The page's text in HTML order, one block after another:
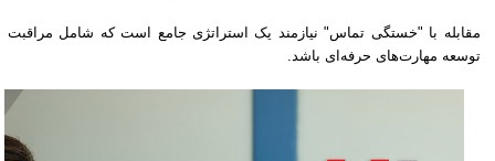
مقابله با "خستگی تماس" نیازمند یک استراتژی جامع است که شامل
توسعه مهارت‌های حرفه‌ای باشد.